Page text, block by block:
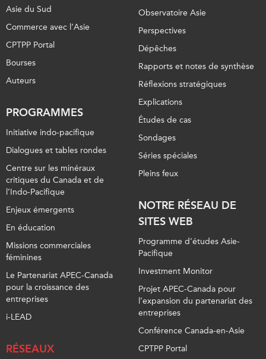
Asie du Sud
Commerce avec l’Asie
CPTPP Portal
Bourses
Auteurs
PROGRAMMES
Initiative indo-pacifique
Dialogues et tables rondes
Centre sur les minéraux
critiques du Canada et de
l’Indo-Pacifique
Enjeux émergents
En éducation
Missions commerciales
féminines
Le Partenariat APEC-Canada
pour la croissance des
entreprises
i-LEAD
RÉSEAUX
Observatoire Asie
Perspectives
Dépêches
Rapports et notes de synthèse
Réflexions stratégiques
Explications
Études de cas
Sondages
Séries spéciales
Pleins feux
NOTRE RÉSEAU DE
SITES WEB
Programme d’études Asie-
Pacifique
Investment Monitor
Projet APEC-Canada pour
l’expansion du partenariat des
entreprises
Conférence Canada-en-Asie
CPTPP Portal